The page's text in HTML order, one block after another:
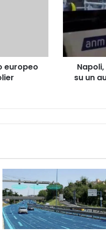
europeo
con
su
un
autobus:
fermato
su un